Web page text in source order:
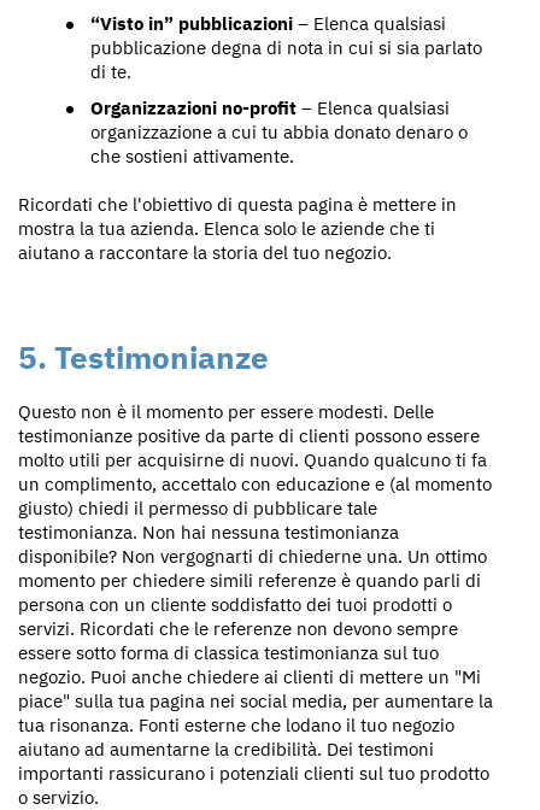
“Visto in” pubblicazioni – Elenca qualsiasi
pubblicazione degna di nota in cui si sia parlato
di te.
Organizzazioni no-profit – Elenca qualsiasi
organizzazione a cui tu abbia donato denaro o
che sostieni attivamente.
Ricordati che l'obiettivo di questa pagina è mettere in
mostra la tua azienda. Elenca solo le aziende che ti
aiutano a raccontare la storia del tuo negozio.
5. Testimonianze
Questo non è il momento per essere modesti. Delle
testimonianze positive da parte di clienti possono essere
molto utili per acquisirne di nuovi. Quando qualcuno ti fa
un complimento, accettalo con educazione e (al momento
giusto) chiedi il permesso di pubblicare tale
testimonianza. Non hai nessuna testimonianza
disponibile? Non vergognarti di chiederne una. Un ottimo
momento per chiedere simili referenze è quando parli di
persona con un cliente soddisfatto dei tuoi prodotti o
servizi. Ricordati che le referenze non devono sempre
essere sotto forma di classica testimonianza sul tuo
negozio. Puoi anche chiedere ai clienti di mettere un "Mi
piace" sulla tua pagina nei social media, per aumentare la
tua risonanza. Fonti esterne che lodano il tuo negozio
aiutano ad aumentarne la credibilità. Dei testimoni
importanti rassicurano i potenziali clienti sul tuo prodotto
o servizio.